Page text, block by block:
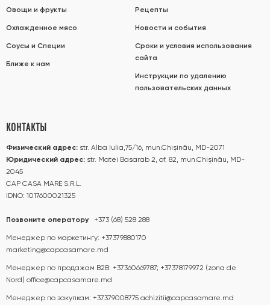
Овощи и фрукты
Охлажденное мясо
Соусы и Специи
Ближе к нам
Рецепты
Новости и события
Сроки и условия использования
сайта
Инструкции по удалению
пользовательских данных
КОНТАКТЫ
Физический адрес: str. Alba Iulia,75/16, mun.Chișinău, MD-2071
Юридический адрес: str. Matei Basarab 2, of. 82, mun.Chișinău, MD-
2045
CAP CASA MARE S.R.L.
IDNO: 1017600021325
Позвоните оператору +373 (68) 528 288
Менеджер по маркетингу: +37379880170
marketing@capcasamare.md
Менеджер по продажам B2B: +37360669787; +37378179972 (zona de
Nord) office@capcasamare.md
Менеджер по закупкам: +37379008775 achizitii@capcasamare.md